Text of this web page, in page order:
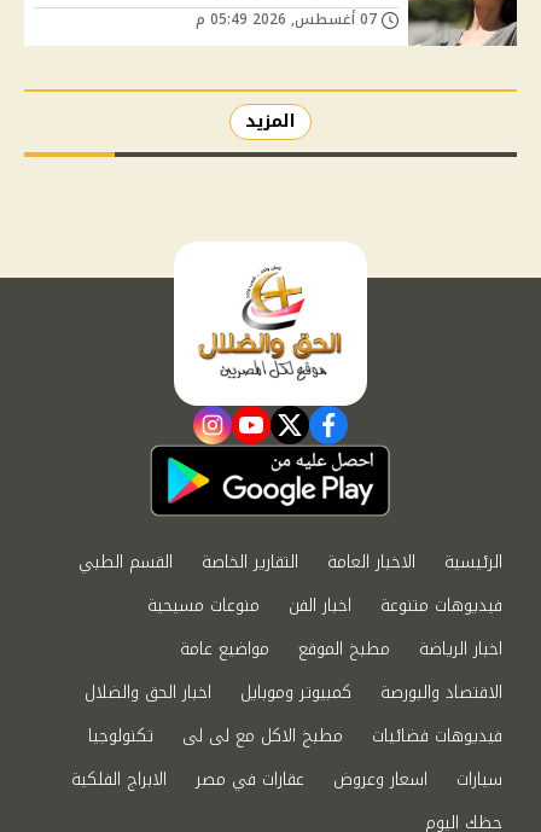
المزيد
facebook
twitter
youtube
instagram
الرئيسية الاخبار العامة التقارير الخاصة
القسم الطبي
فيديوهات متنوعة
اخبار الفن
منوعات مسيحية
اخبار الرياضة
مطبخ الموقع
مواضيع عامة
الاقتصاد والبورصة
كمبيوتر وموبايل
اخبار الحق والضلال
فيديوهات فضائيات
مطبخ الاكل مع لى لى
تكنولوجيا
سيارات
اسعار وعروض عقارات في مصر
الابراج الفلكية
حظك اليوم